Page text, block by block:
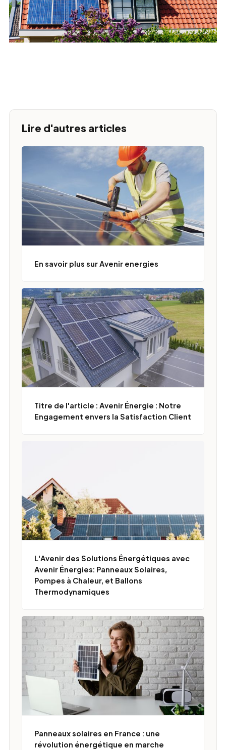
Lire d'autres articles
En savoir plus sur Avenir energies
Titre de l'article : Avenir Énergie : Notre
Engagement envers la Satisfaction Client
L'Avenir des Solutions Énergétiques avec
Avenir Énergies: Panneaux Solaires,
Pompes à Chaleur, et Ballons
Thermodynamiques
Panneaux solaires en France : une
révolution énergétique en marche